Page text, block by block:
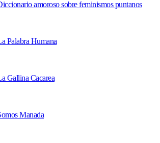
amoroso sobre feminismos puntanos
Palabra Humana
Gallina Cacarea
Manada